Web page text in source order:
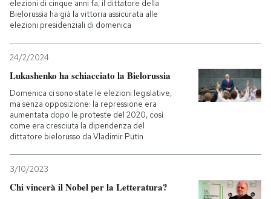
elezioni di cinque anni fa, il dittatore della
Bielorussia ha già la vittoria assicurata alle
elezioni presidenziali di domenica
24/2/2024
Lukashenko ha schiacciato la Bielorussia
Domenica ci sono state le elezioni legislative,
ma senza opposizione: la repressione era
aumentata dopo le proteste del 2020, così
come era cresciuta la dipendenza del
dittatore bielorusso da Vladimir Putin
3/10/2023
Chi vincerà il Nobel per la Letteratura?